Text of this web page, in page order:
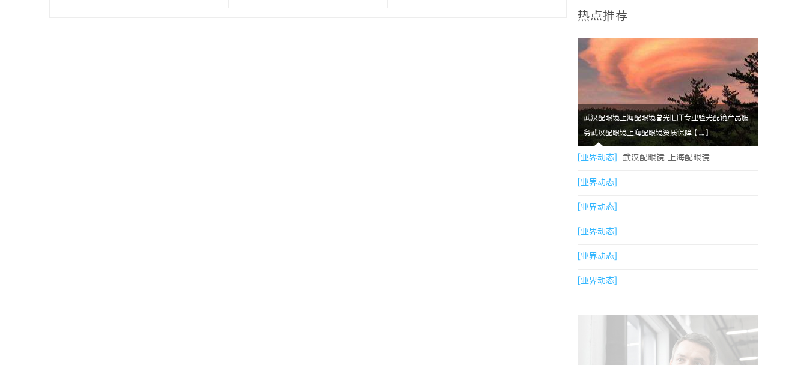
热点推荐
武汉配眼镜上海配眼镜暮光ILIT专业验光配镜产品服
务武汉配眼镜上海配眼镜资质保障【....】
[业界动态] 武汉配眼镜 上海配眼镜
[业界动态]
[业界动态]
[业界动态]
[业界动态]
[业界动态]